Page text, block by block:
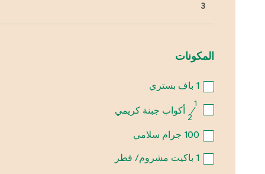
3
المكونات
1 باف بستري
1
⁄
2
أكواب جبنة كريمي
100 جرام سلامي
1 باكيت مشروم/ فطر